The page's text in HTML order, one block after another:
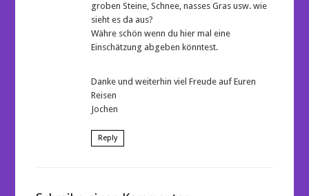
groben Steine, Schnee, nasses Gras usw. wie
sieht es da aus?
Währe schön wenn du hier mal eine
Einschätzung abgeben könntest.
Danke und weiterhin viel Freude auf Euren
Reisen
Jochen
Reply